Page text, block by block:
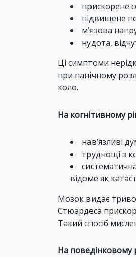
прискорене
підвищене
м’язова
нудота,
Ці симптоми
при панічному
коло.
На когнітивному
нав’язливі
труднощі з
відоме як
Мозок видає
Стюардеса
Такий спосіб
На поведінковому